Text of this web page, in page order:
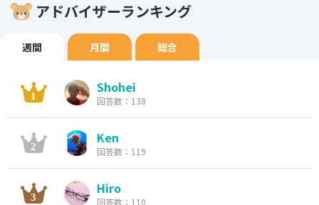
アドバイザーランキング
週間 月間 総合
Shohei
回答数：138
Ken
回答数：119
Hiro
回答数：110